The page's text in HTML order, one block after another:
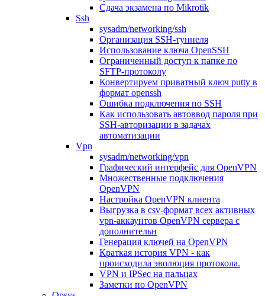
Сдача экзамена по Mikrotik
Ssh
sysadm/networking/ssh
Организация SSH-туннеля
Использование ключа OpenSSH
Ограниченный доступ к папке по
SFTP-протоколу
Конвертируем приватный ключ putty в
формат openssh
Ошибка подключения по SSH
Как использовать автоввод пароля при
SSH-авторизации в задачах
автоматизации
Vpn
sysadm/networking/vpn
Графический интерфейс для OpenVPN
Множественные подключения
OpenVPN
Настройка OpenVPN клиента
Выгрузка в csv-формат всех активных
vpn-аккаунтов OpenVPN сервера с
дополнительн
Генерация ключей на OpenVPN
Краткая история VPN - как
происходила эволюция протокола.
VPN и IPSec на пальцах
Заметки по OpenVPN